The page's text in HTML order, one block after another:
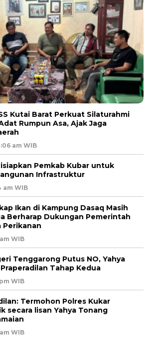
Kutai Barat Perkuat Silaturahmi
Rumpun Asa, Ajak Jaga
am WIB
Pemkab Kubar untuk
Infrastruktur
am WIB
Ikan di Kampung Dasaq Masih
Berharap Dukungan Pemerintah
Perikanan
WIB
Tenggarong Putus NO, Yahya
Tahap Kedua
WIB
Termohon Polres Kukar
secara lisan Yahya Tonang
WIB